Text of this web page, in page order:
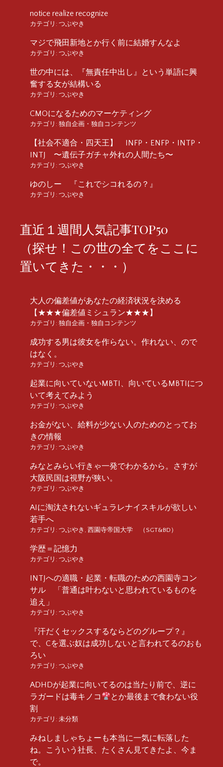
notice realize recognize
カテゴリ: つぶやき
マジで飛田新地とか行く前に結婚すんなよ
カテゴリ: つぶやき
世の中には、『無責任中出し』という単語に興
奮する女が結構いる
カテゴリ: つぶやき
CMOになるためのマーケティング
カテゴリ: 独自企画・独自コンテンツ
【社会不適合・四天王】 INFP・ENFP・INTP・
INTJ 〜遺伝子ガチャ外れの人間たち〜
カテゴリ: つぶやき
ゆのしー 『これでシコれるの？』
カテゴリ: つぶやき
直近１週間人気記事TOP50
（探せ！この世の全てをここに
置いてきた・・・）
大人の偏差値があなたの経済状況を決める
【★★★偏差値ミシュラン★★★】
カテゴリ: 独自企画・独自コンテンツ
成功する男は彼女を作らない。作れない、ので
はなく。
カテゴリ: つぶやき
起業に向いていないMBTI、向いているMBTIにつ
いて考えてみよう
カテゴリ: つぶやき
お金がない、給料が少ない人のためのとってお
きの情報
カテゴリ: つぶやき
みなとみらい行きゃ一発でわかるから。さすが
大阪民国は視野が狭い。
カテゴリ: つぶやき
AIに淘汰されないギュラレナイスキルが欲しい
若手へ
カテゴリ: つぶやき 西園寺帝国大学 （SGT&BD）
学歴＝記憶力
カテゴリ: つぶやき
INTJへの適職・起業・転職のための西園寺コン
サル 「普通は叶わないと思われているものを
追え」
カテゴリ: つぶやき
『汗だくセックスするならどのグループ？』
で、Cを選ぶ奴は成功しないと言われてるのおも
ろい
カテゴリ: つぶやき
ADHDが起業に向いてるのは当たり前で、逆に
ラガードは毒キノコ
とか最後まで食わない役
割
カテゴリ: 未分類
みねしましゃちょーも本当に一気に転落した
ね。こういう社長、たくさん見てきたよ、今ま
で。